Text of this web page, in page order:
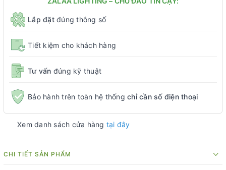
Lắp đặtđúng thông số
Tiết kiệm cho khách hàng
Tư vấn đúng kỹ thuật
Bảo hành trên toàn hệ thống chỉ cần số điện thoại
Xem danh sách cửa hàng tại đây
CHI TIẾT SẢN PHẨM